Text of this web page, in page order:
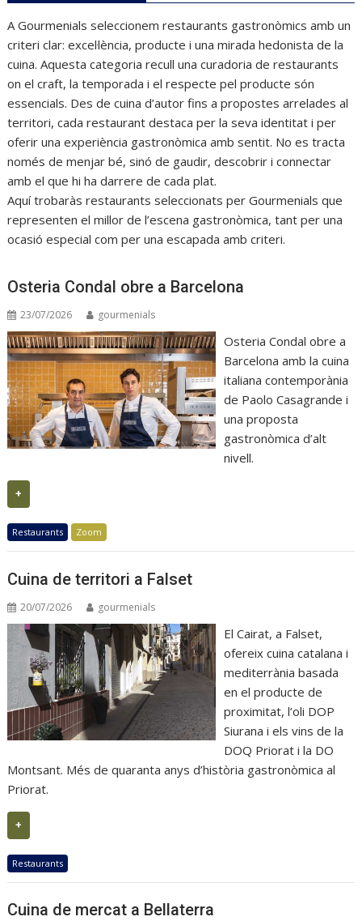
A Gourmenials seleccionem restaurants gastronòmics amb un
criteri clar: excel·lència, producte i una mirada hedonista de la
cuina. Aquesta categoria recull una curadoria de restaurants
on el craft, la temporada i el respecte pel producte són
essencials. Des de cuina d’autor fins a propostes arrelades al
territori, cada restaurant destaca per la seva identitat i per
oferir una experiència gastronòmica amb sentit. No es tracta
només de menjar bé, sinó de gaudir, descobrir i connectar
amb el que hi ha darrere de cada plat.
Aquí trobaràs restaurants seleccionats per Gourmenials que
representen el millor de l’escena gastronòmica, tant per una
ocasió especial com per una escapada amb criteri.
Osteria Condal obre a Barcelona
23/07/2026 gourmenials
Osteria Condal obre a
Barcelona amb la cuina
italiana contemporània
de Paolo Casagrande i
una proposta
gastronòmica d’alt
nivell.
+
Restaurants Zoom
Cuina de territori a Falset
20/07/2026 gourmenials
El Cairat, a Falset,
ofereix cuina catalana i
mediterrània basada
en el producte de
proximitat, l’oli DOP
Siurana i els vins de la
DOQ Priorat i la DO
Montsant. Més de quaranta anys d’història gastronòmica al
Priorat.
+
Restaurants
Cuina de mercat a Bellaterra